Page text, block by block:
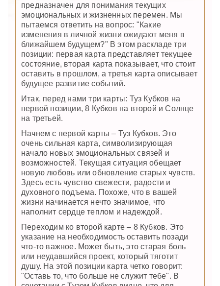
предназначен для понимания текущих
эмоциональных и жизненных перемен. Мы
пытаемся ответить на вопрос: "Какие
изменения в личной жизни ожидают меня в
ближайшем будущем?" В этом раскладе три
позиции: первая карта представляет текущее
состояние, вторая карта показывает, что стоит
оставить в прошлом, а третья карта описывает
будущее развитие событий.
Итак, перед нами три карты: Туз Кубков на
первой позиции, 8 Кубков на второй и Солнце
на третьей.
Начнем с первой карты – Туз Кубков. Это
очень сильная карта, символизирующая
начало новых эмоциональных связей и
возможностей. Текущая ситуация обещает
новую любовь или обновление старых чувств.
Здесь есть чувство свежести, радости и
духовного подъема. Похоже, что в вашей
жизни начинается нечто значимое, что
наполнит сердце теплом и надеждой.
Переходим ко второй карте – 8 Кубков. Это
указание на необходимость оставить позади
что-то важное. Может быть, это старая боль
или неудавшийся проект, который тяготит
душу. На этой позиции карта четко говорит:
"Оставь то, что больше не служит тебе". В